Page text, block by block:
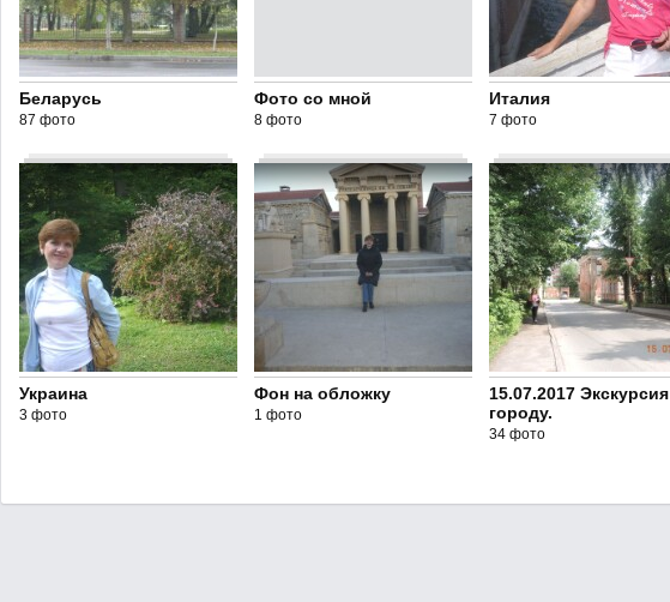
Беларусь
87 фото
Фото со мной
8 фото
Италия
7 фото
Украина
3 фото
Фон на обложку
1 фото
15.07.2017
городу.
34 фото